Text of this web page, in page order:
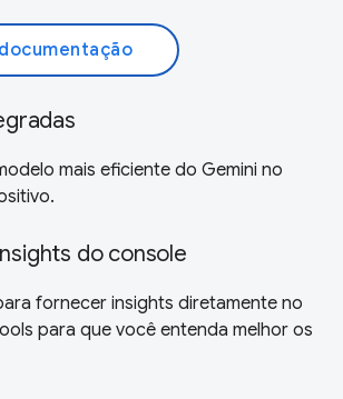
mais eficiente do Gemini no
do console
fornecer insights diretamente no
para que você entenda melhor os